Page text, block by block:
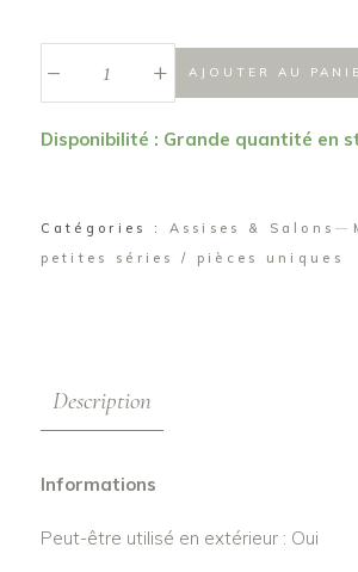
teck
+ AJOUTER AU
Disponibilité : Grande quantité en
Catégories : Assises & Salons
petites séries / pièces uniques
Description
Informations
Peut-être utilisé en extérieur : Oui